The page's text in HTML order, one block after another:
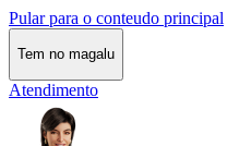
Pular para o conteudo principal
Tem no magalu
Atendimento